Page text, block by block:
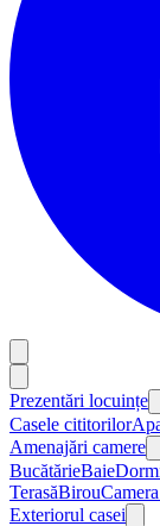
Prezentări locuințe
Casele cititorilor
Amenajări camere
BucătărieBaie
TerasăBirou
Exteriorul casei